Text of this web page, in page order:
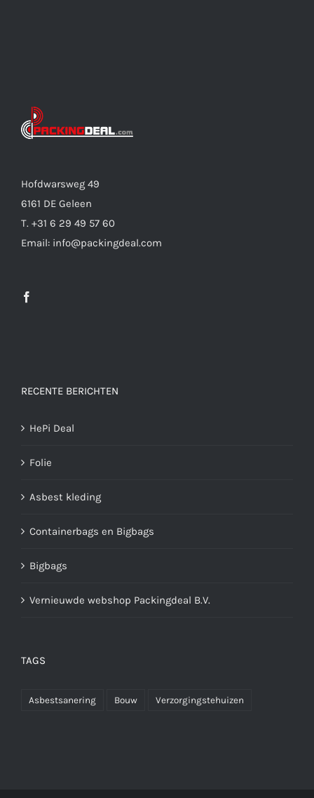
Hofdwarsweg 49
6161 DE Geleen
T. +31 6 29 49 57 60
Email: info@packingdeal.com
RECENTE BERICHTEN
HePi Deal
Folie
Asbest kleding
Containerbags en Bigbags
Bigbags
Vernieuwde webshop Packingdeal B.V.
TAGS
Asbestsanering Bouw Verzorgingstehuizen